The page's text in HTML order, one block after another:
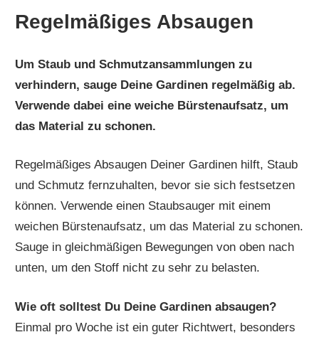
Regelmäßiges Absaugen
Um Staub und Schmutzansammlungen zu
verhindern, sauge Deine Gardinen regelmäßig ab.
Verwende dabei eine weiche Bürstenaufsatz, um
das Material zu schonen.
Regelmäßiges Absaugen Deiner Gardinen hilft, Staub
und Schmutz fernzuhalten, bevor sie sich festsetzen
können. Verwende einen Staubsauger mit einem
weichen Bürstenaufsatz, um das Material zu schonen.
Sauge in gleichmäßigen Bewegungen von oben nach
unten, um den Stoff nicht zu sehr zu belasten.
Wie oft solltest Du Deine Gardinen absaugen?
Einmal pro Woche ist ein guter Richtwert, besonders